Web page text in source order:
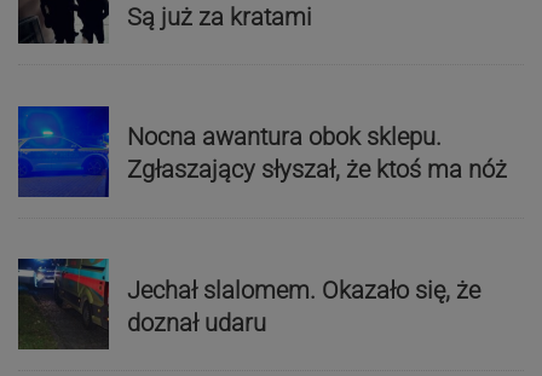
Są już za kratami
Nocna awantura obok sklepu.
Zgłaszający słyszał, że ktoś ma nóż
Jechał slalomem. Okazało się, że
doznał udaru